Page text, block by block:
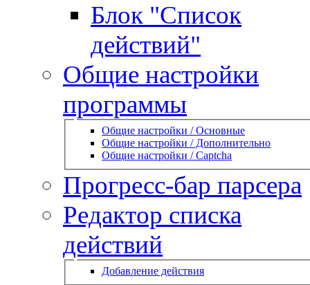
Блок "Список
действий"
Общие настройки
программы
Общие настройки / Основные
Общие настройки / Дополнительно
Общие настройки / Captcha
Прогресс-бар парсера
Редактор списка
действий
Добавление действия